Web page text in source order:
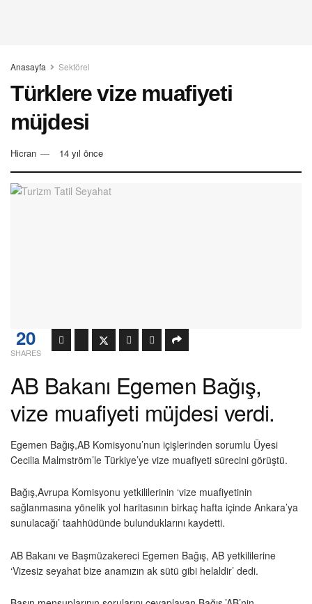
Anasayfa Sektörel
Türklere vize muafiyeti
müjdesi
Hicran 14 yıl önce
20
SHARES
AB Bakanı Egemen Bağış,
vize muafiyeti müjdesi verdi.
Egemen Bağış,AB Komisyonu’nun içişlerinden sorumlu Üyesi
Cecilia Malmström’le Türkiye’ye vize muafiyeti sürecini görüştü.
Bağış,Avrupa Komisyonu yetkililerinin ‘vize muafiyetinin
sağlanmasına yönelik yol haritasının birkaç hafta içinde Ankara’ya
sunulacağı’ taahhüdünde bulunduklarını kaydetti.
AB Bakanı ve Başmüzakereci Egemen Bağış, AB yetkililerine
‘Vizesiz seyahat bize anamızın ak sütü gibi helaldir’ dedi.